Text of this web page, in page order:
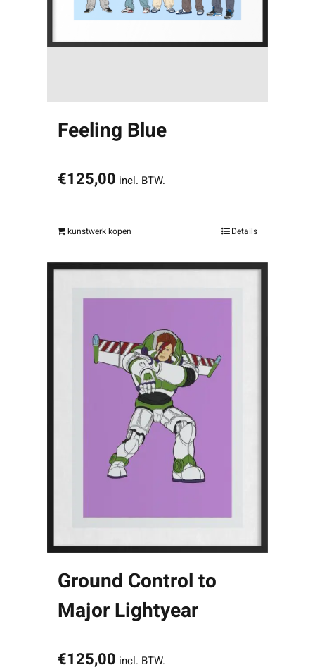
Feeling Blue
€125,00 incl. BTW.
kunstwerk kopen Details
Ground Control to
Major Lightyear
€125,00 incl. BTW.